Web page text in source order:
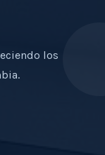
los